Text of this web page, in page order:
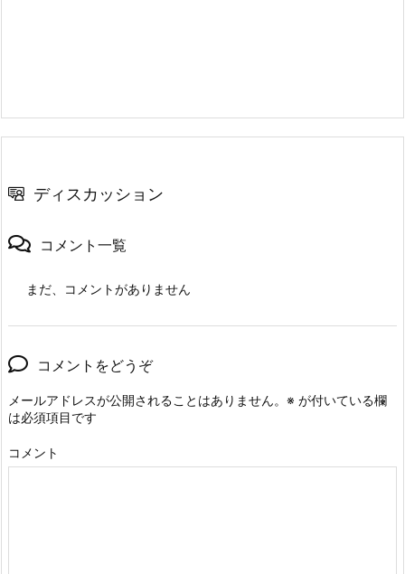
ディスカッション
コメント一覧
まだ、コメントがありません
コメントをどうぞ
メールアドレスが公開されることはありません。 ※ が付いている欄
は必須項目です
コメント